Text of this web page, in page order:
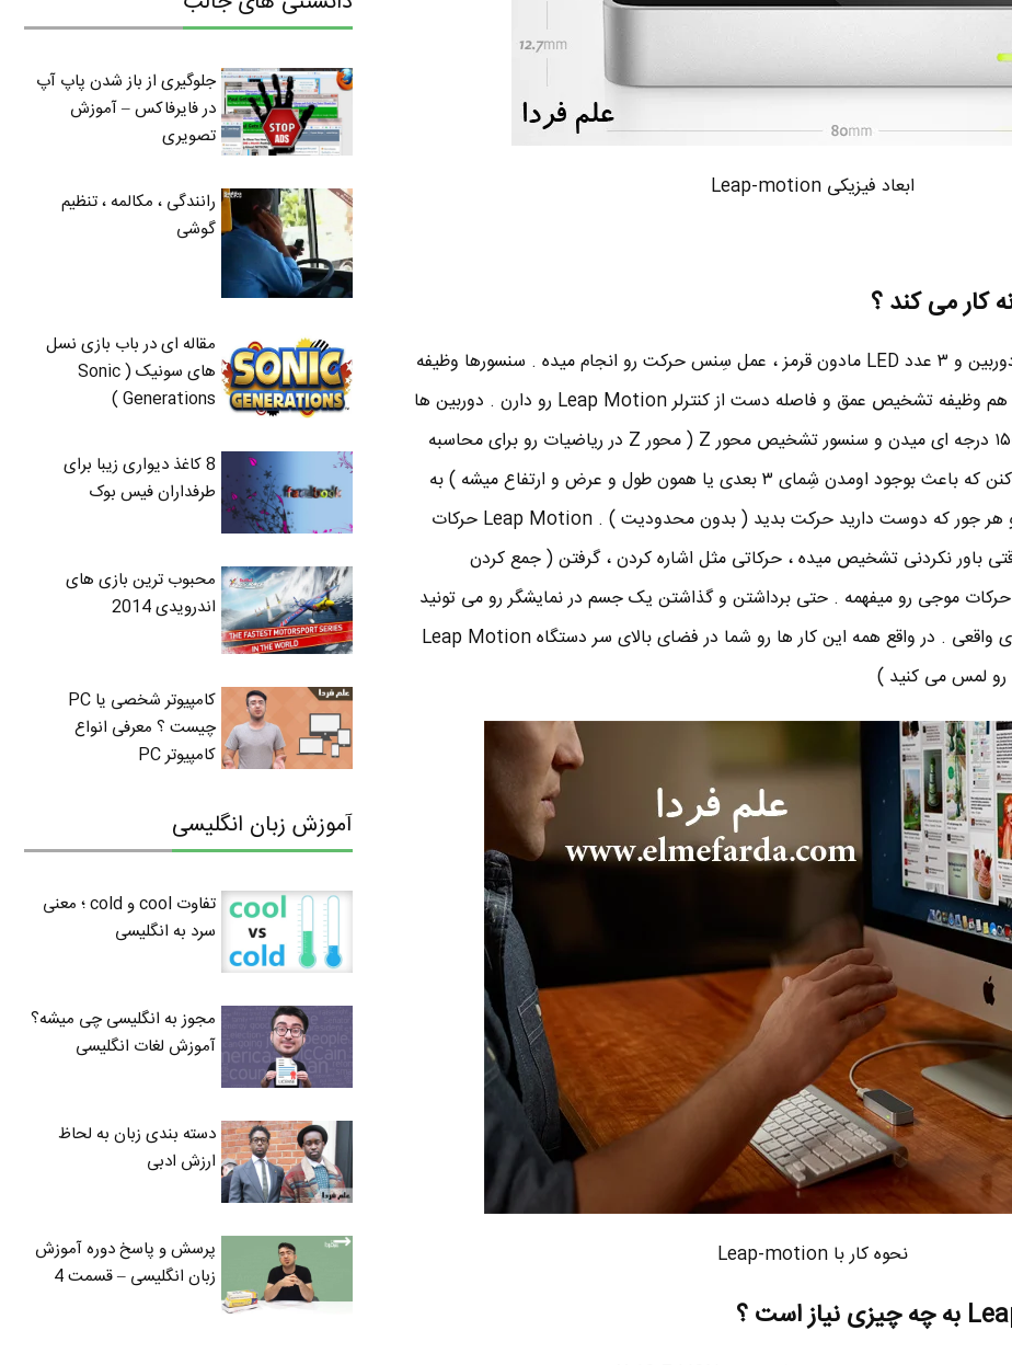
ابعاد فیزیکی Leap-motion
Leap Motion به وسیله ۲ دوربین و ۳ عدد LED مادون قرمز ، عمل سِنس حرکت رو انجام میده . سنسورها وظیفه
تشخیص حرکت و دوربین ها هم وظیفه تشخیص عمق و فاصله دست از کنترلر Leap Motion رو دارن . دوربین ها
به کنترلر یک زاویه دید قوی ۱۵۰ درجه ای میدن و سنسور تشخیص محور Z ( محور Z در ریاضیات رو برای محاسبه
عمق و یا ارتفاع استفاده می کنن که باعث بوجود اومدن شِمای ۳ بعدی یا همون طول و عرض و ارتفاع میشه ) به
شما اجازه میده تا دستتون رو هر جور که دوست دارید حرکت بدید ( بدون محدودیت ) . Leap Motion حرکات
باور نکردنی تشخیص میده ، حرکاتی مثل اشاره کردن ، گرفتن ( جمع کردن
موجی رو میفهمه . حتی برداشتن و گذاشتن یک جسم در نمایشگر رو می تونید
انجام بدید ، درست مثل دنیای واقعی . در واقع همه این کار ها رو شما در فضای بالای سر دستگاه Leap Motion
رو لمس می کنید )
نحوه کار با Leap-motion
جلوگیری از باز شدن پاپ آپ
در فایرفاکس – آموزش
تصویری
رانندگی ، مکالمه ، تنظیم
گوشی
مقاله ای در باب بازی نسل
های سونیک ( Sonic
Generations )
8 کاغذ دیواری زیبا برای
طرفداران فیس بوک
محبوب ترین بازی های
اندرویدی 2014
کامپیوتر شخصی یا PC
چیست ؟ معرفی انواع
کامپیوتر PC
آموزش زبان انگلیسی
تفاوت cool و cold ؛ معنی
سرد به انگلیسی
مجوز به انگلیسی چی میشه؟
آموزش لغات انگلیسی
دسته بندی زبان به لحاظ
ارزش ادبی
پرسش و پاسخ دوره آموزش
زبان انگلیسی – قسمت 4